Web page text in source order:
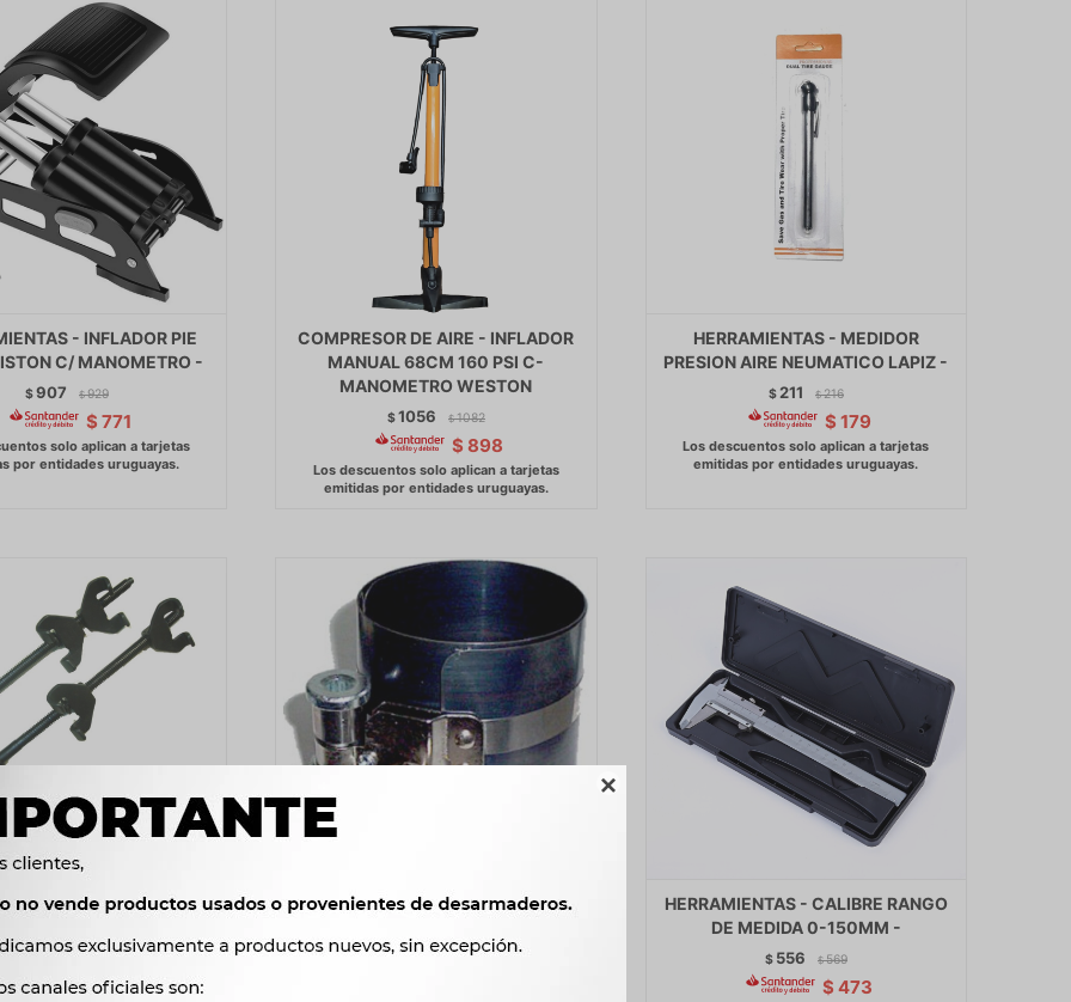

- INFLADOR PIE
C/ MANOMETRO -
$907 $ 929
$ 771
COMPRESOR DE AIRE - INFLADOR
MANUAL 68CM 160 PSI C-
MANOMETRO WESTON
$1056 $ 1082
$ 898
HERRAMIENTAS - MEDIDOR
PRESION AIRE NEUMATICO LAPIZ -
$ 211 $ 216
$ 179
- PRENSA
907 929
$771
HERRAMIENTAS - PRENSA ARO 3 1-
519 531
HERRAMIENTAS - CALIBRE RANGO
DE MEDIDA 0-150MM -
$ 556 $ 569
$ 473